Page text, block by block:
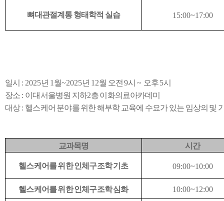
뼈대관절계통 형태학적 실습 15:00~17:00
일시 : 2025년 1 월~2025년 12월 오전9시~ 오후5시
장소 : 이대서울병원 지하2층 이화의료아카데미
대상: 헬스케어 분야를 위한 해부학 교육에 수요가 있는 임상의 및
교과목명 시간
헬스케어를 위한 인체구조학 기초 09:00~10:00
헬스케어를 위한 인체구조학 심화
10:00~12:00